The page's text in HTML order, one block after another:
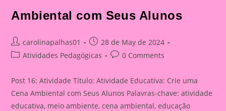
Ambiental com Seus Alunos
Post
author:
carolinapalhas01
Post
published:
28 de May de 2024
PostAtividades Pedagógicas
Post0 Comments
Post 16: Atividade Título: Atividade Educativa: Crie uma
Cena Ambiental com Seus Alunos Palavras-chave: atividade
educativa, meio ambiente, cena ambiental, educação